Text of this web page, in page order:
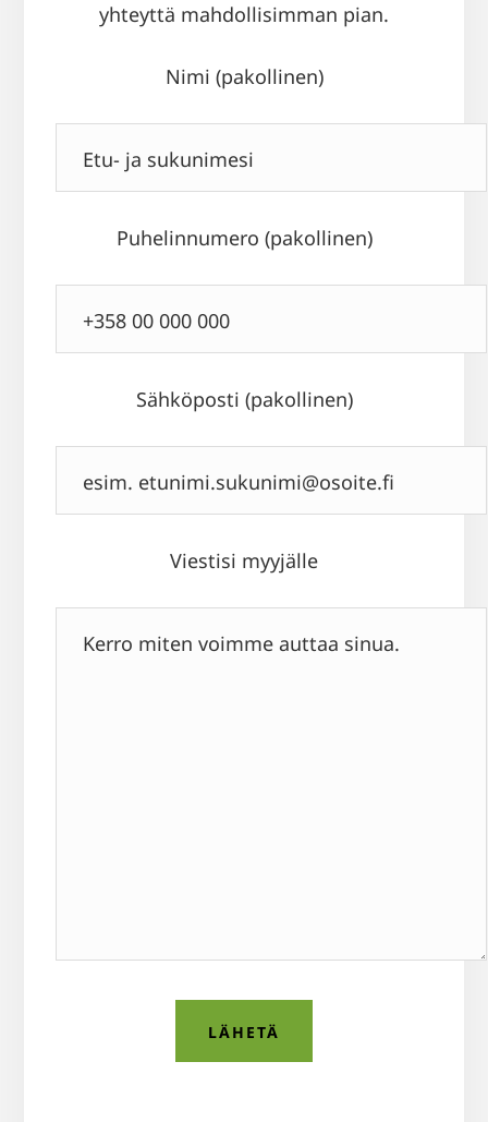
yhteyttä mahdollisimman pian.
Nimi (pakollinen)
Puhelinnumero (pakollinen)
Sähköposti (pakollinen)
Viestisi myyjälle